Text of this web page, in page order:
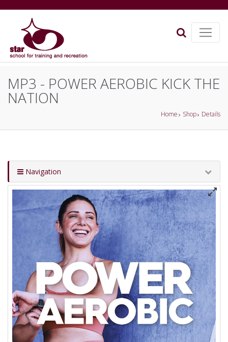
MP3 - POWER AEROBIC KICK THE
NATION
Home Shop Details
Navigation